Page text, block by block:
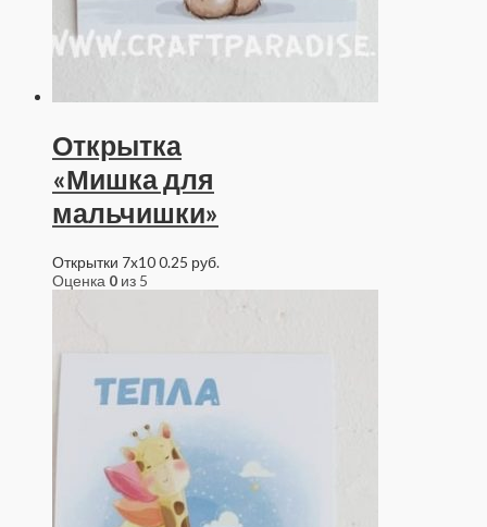
Открытка
«Мишка для
мальчишки»
Открытки 7x100.25 руб.
Оценка 0 из 5